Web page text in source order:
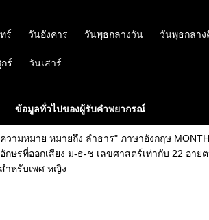
ร์ วันอังคาร วันพุธกลางวัน วันพุธกลา
ร์ วันเสาร์
ข้อมูลทั่วไปของผู้รับคำพยากรณ์
ามหมาย หมายถึง ลำธาร" ภาษาอังกฤษ
ษรที่ออกเสียง ม-ธ-ช เลขศาสตร์เท่ากับ 22 อาย
ำหรับเพศ หญิง